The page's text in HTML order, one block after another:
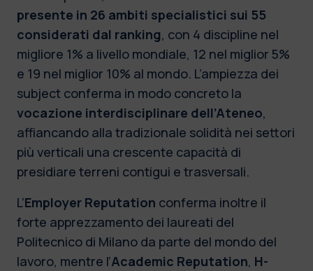
presente in 26 ambiti specialistici sui 55
considerati dal ranking, con 4 discipline nel
migliore 1% a livello mondiale, 12 nel miglior 5%
e 19 nel miglior 10% al mondo. L’ampiezza dei
subject conferma in modo concreto la
vocazione interdisciplinare dell’Ateneo,
affiancando alla tradizionale solidità nei settori
più verticali una crescente capacità di
presidiare terreni contigui e trasversali.
L’Employer Reputation conferma inoltre il
forte apprezzamento dei laureati del
Politecnico di Milano da parte del mondo del
lavoro, mentre l’Academic Reputation, H-